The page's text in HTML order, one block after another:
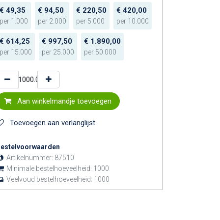
€ 49,35
per 1.000
€ 94,50
per 2.000
€ 220,50
per 5.000
€ 420,00
per 10.000
€ 614,25
per 15.000
€ 997,50
per 25.000
€ 1.890,00
per 50.000
Aan winkelmandje toevoegen
Toevoegen aan verlanglijst
Artikelnummer: 87510
Minimale bestelhoeveelheid: 1000
Veelvoud bestelhoeveelheid: 1000